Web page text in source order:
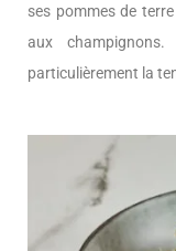
ses pommes de
aux
particulièrement la